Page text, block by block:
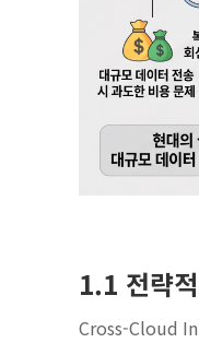
1.1 전략
Cross-Cloud